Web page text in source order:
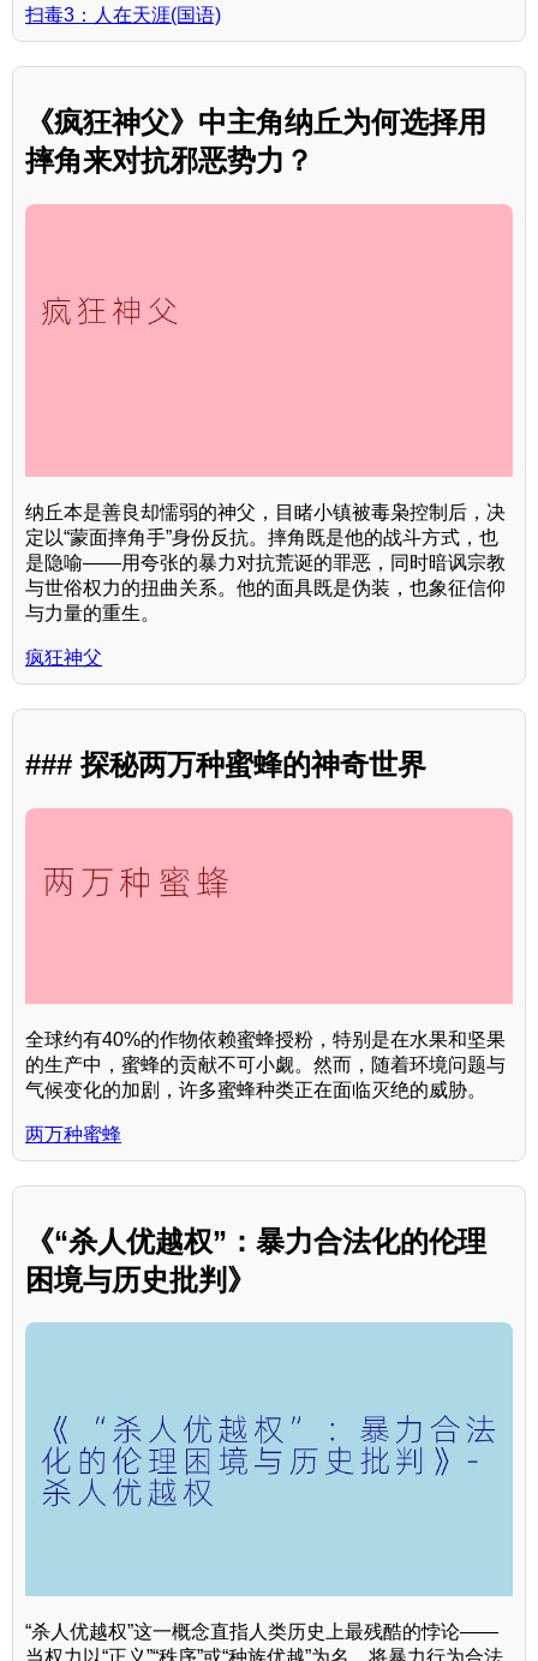
扫毒3：人在天涯(国语)
《疯狂神父》中主角纳丘为何选择用
摔角来对抗邪恶势力？
纳丘本是善良却懦弱的神父，目睹小镇被毒枭控制后，决
定以“蒙面摔角手”身份反抗。摔角既是他的战斗方式，也
是隐喻——用夸张的暴力对抗荒诞的罪恶，同时暗讽宗教
与世俗权力的扭曲关系。他的面具既是伪装，也象征信仰
与力量的重生。
疯狂神父
### 探秘两万种蜜蜂的神奇世界
全球约有40%的作物依赖蜜蜂授粉，特别是在水果和坚果
的生产中，蜜蜂的贡献不可小觑。然而，随着环境问题与
气候变化的加剧，许多蜜蜂种类正在面临灭绝的威胁。
两万种蜜蜂
《“杀人优越权”：暴力合法化的伦理
困境与历史批判》
“杀人优越权”这一概念直指人类历史上最残酷的悖论——